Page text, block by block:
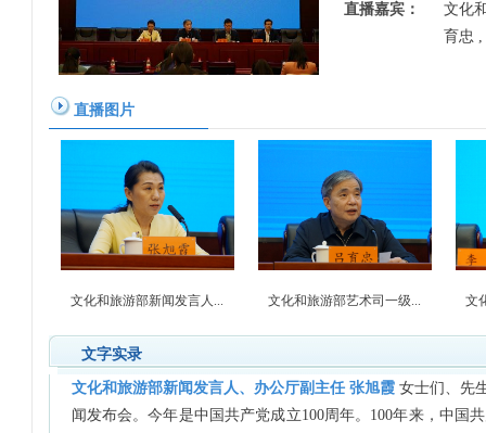
直播嘉宾：
文化
育忠 ,
直播图片
文化和旅游部新闻发言人... 文化和旅游部艺术司一级... 文
文字实录
文化和旅游部新闻发言人、办公厅副主任 张旭霞 女士们、先
闻发布会。今年是中国共产党成立100周年。100年来，中